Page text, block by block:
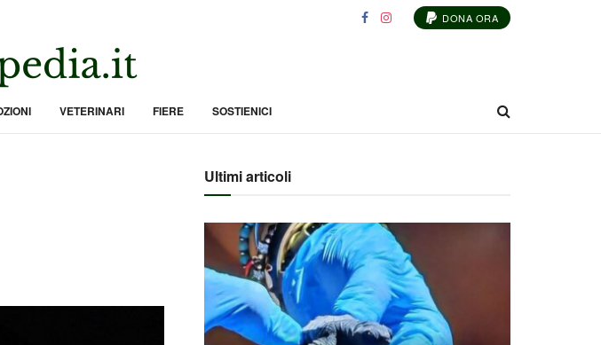
DONA ORA
VETERINARI FIERE SOSTIENICI
Ultimi articoli